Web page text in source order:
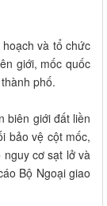
và tổ chức
giới, mốc quốc
phố.
biên giới đất liền
bảo vệ cột mốc,
cơ sạt lở và
Bộ Ngoại giao